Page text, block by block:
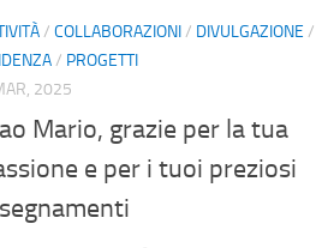
/ COLLABORAZIONI/ DIVULGAZIONE /
/ PROGETTI
2025
Mario, grazie per la tua
e per i tuoi preziosi